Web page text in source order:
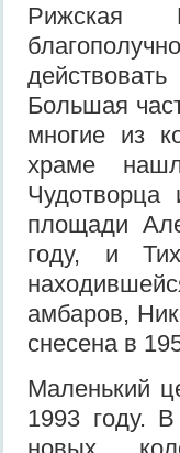
Рижская
Большая
многие из
храме
Чудотворца
площади
году, и
амбаров,
снесена в
Маленький
1993 году.